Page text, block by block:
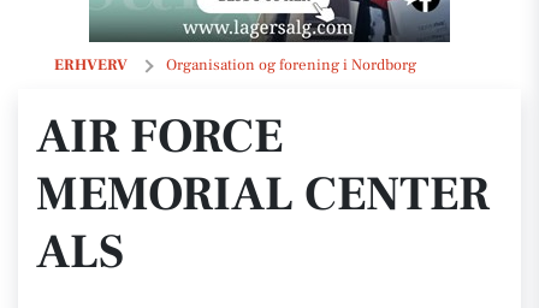
ERHVERV Organisation og forening i Nordborg
Air Force Memorial Center Als
AIR FORCE
MEMORIAL CENTER
ALS